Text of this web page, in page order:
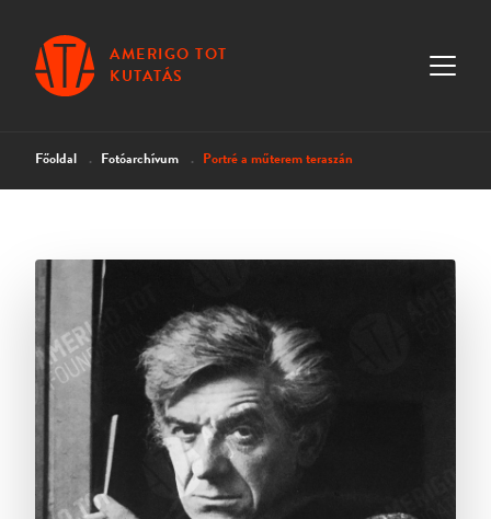
AMERIGO TOT
KUTATÁS
Főoldal Fotóarchívum Portré a műterem teraszán